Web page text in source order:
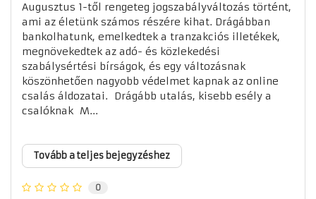
Augusztus 1-től rengeteg jogszabályváltozás történt,
ami az életünk számos részére kihat. Drágábban
bankolhatunk, emelkedtek a tranzakciós illetékek,
megnövekedtek az adó- és közlekedési
szabálysértési bírságok, és egy változásnak
köszönhetően nagyobb védelmet kapnak az online
csalás áldozatai. Drágább utalás, kisebb esély a
csalóknak M...
Tovább a teljes bejegyzéshez
0